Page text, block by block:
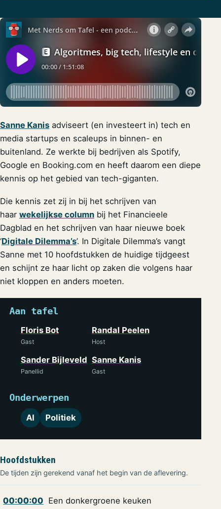
Sanne Kanis adviseert (en investeert in) tech en
media startups en scaleups in binnen- en
buitenland. Ze werkte bij bedrijven als Spotify,
Google en Booking.com en heeft daarom een diepe
kennis op het gebied van tech-giganten.
Die kennis zet zij in bij het schrijven van
haar wekelijkse column bij het Financieele
Dagblad en het schrijven van haar nieuwe boek
‘Digitale Dilemma’s’. In Digitale Dilemma’s vangt
Sanne met 10 hoofdstukken de huidige tijdgeest
en schijnt ze haar licht op zaken die volgens haar
niet kloppen en anders moeten.
Aan tafel
Floris Bot
Gast
Randal Peelen
Host
Sander Bijleveld
Panellid
Sanne Kanis
Gast
Onderwerpen
AI Politiek
Hoofdstukken
De tijden zijn gerekend vanaf het begin van de aflevering.
00:00:00 Een donkergroene keuken